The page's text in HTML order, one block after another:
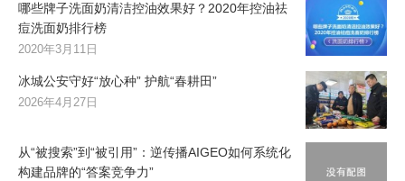
哪些牌子洗面奶清洁控油效果好？2020年控油祛
痘洗面奶排行榜
2020年3月11日
冰城公安守好“放心种” 护航“春耕田”
2026年4月27日
从“被搜索”到“被引用”：逆传播AIGEO如何系统化
构建品牌的“答案竞争力”